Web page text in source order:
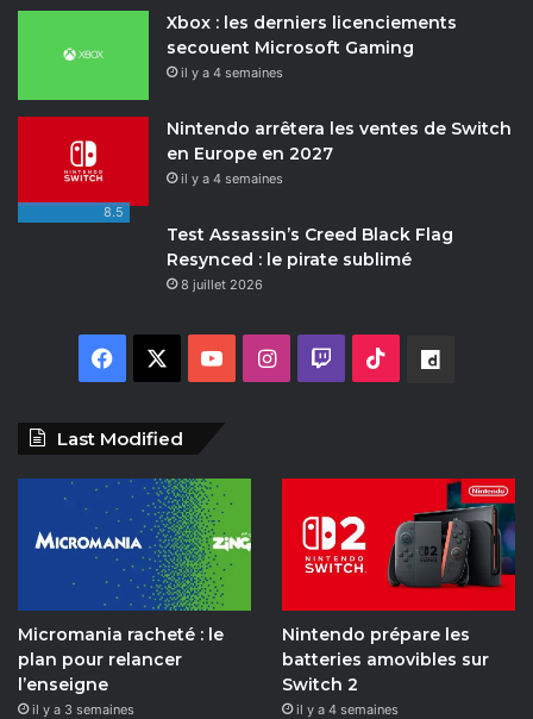
Xbox : les derniers licenciements
secouent Microsoft Gaming
il y a 4 semaines
Nintendo arrêtera les ventes de Switch
en Europe en 2027
il y a 4 semaines
8.5
Test Assassin’s Creed Black Flag
Resynced : le pirate sublimé
8 juillet 2026
c
b
o
o
T
u
b
e
I
r
a
c
o
k
y
m
o
Last Modified
Micromania racheté : le
plan pour relancer
l’enseigne
il y a 3 semaines
Nintendo prépare les
batteries amovibles sur
Switch 2
il y a 4 semaines